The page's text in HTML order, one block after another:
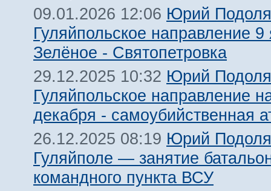
09.01.2026 12:06 Юрий
Гуляйпольское направление 9
Зелёное - Святопетровка
29.12.2025 10:32 Юрий
Гуляйпольское направление
декабря - самоубийственная
26.12.2025 08:19 Юрий
Гуляйполе — занятие
командного пункта ВСУ